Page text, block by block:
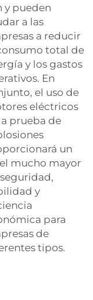
y pueden
a las
a reducir
total de
y los gastos
En
el uso de
eléctricos
a prueba de
un
mucho mayor
y
para
de
tipos.